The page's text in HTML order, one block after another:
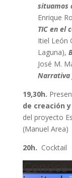
situamos
Enrique
TIC en el
Itiel León
Laguna),
José M.
Narrativa
19,30h.
de creación
del proyecto
(Manuel Area)
20h. Cocktail